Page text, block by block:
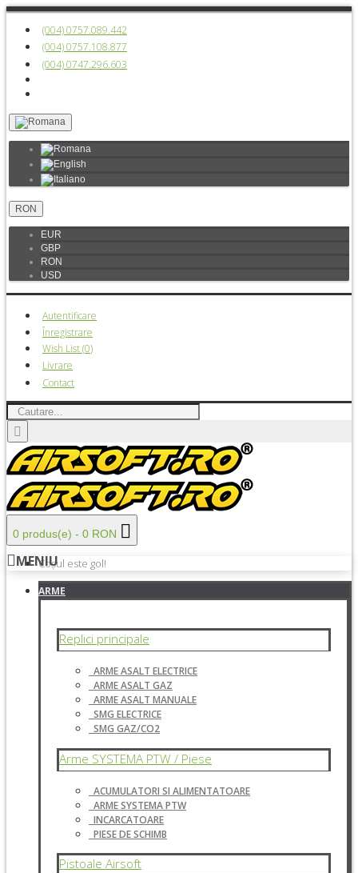
(004) 0757.089.442
(004) 0757.108.877
(004) 0747.296.603
RON
EUR
GBP
RON
USD
Autentificare
Înregistrare
Wish List (0)
Livrare
Contact
0 produs(e) - 0 RON
Coșul este gol!
MENIU
ARME
Replici principale
ARME ASALT ELECTRICE
ARME ASALT GAZ
ARME ASALT MANUALE
SMG ELECTRICE
SMG GAZ/CO2
Arme SYSTEMA PTW / Piese
ACUMULATORI SI ALIMENTATOARE
ARME SYSTEMA PTW
INCARCATOARE
PIESE DE SCHIMB
Pistoale Airsoft